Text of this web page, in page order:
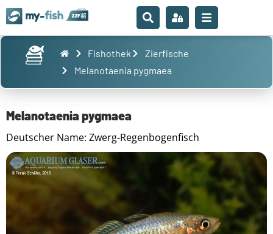
Fishothek
Zierfische
Melanotaenia pygmaea
Melanotaenia pygmaea
Deutscher Name: Zwerg-Regenbogenfisch